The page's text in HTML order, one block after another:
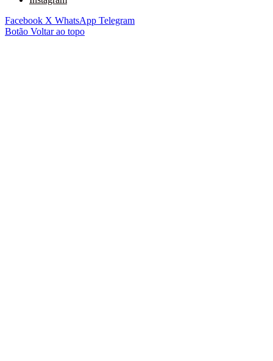
Facebook X WhatsApp Telegram
Botão Voltar ao topo